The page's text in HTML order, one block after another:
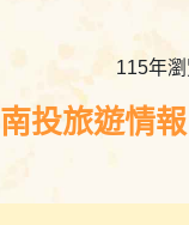
115年
南投旅遊情報